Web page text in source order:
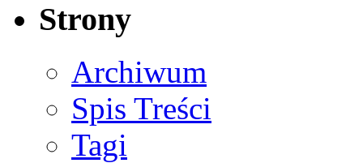
Strony
Archiwum
Spis Treści
Tagi